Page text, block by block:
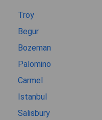
Troy
Begur
Bozeman
Palomino
Carmel
Istanbul
Salisbury